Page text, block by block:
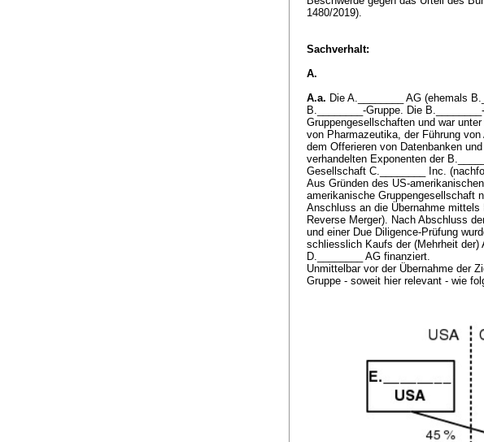
1480/2019).
Sachverhalt:
A.
A.a. Die A.________ AG (ehemals
B.________-Gruppe. Die
Gruppengesellschaften und war
von Pharmazeutika, der Führung
dem Offerieren von Datenbanken
verhandelten Exponenten der
Gesellschaft C.________ Inc.
Aus Gründen des US-
amerikanische Gruppengesellschaft
Anschluss an die Übernahme
Reverse Merger). Nach Abschluss
und einer Due Diligence-Prüfung
schliesslich Kaufs der (Mehrheit der)
D.________ AG finanziert.
Unmittelbar vor der Übernahme der
Gruppe - soweit hier relevant - wie